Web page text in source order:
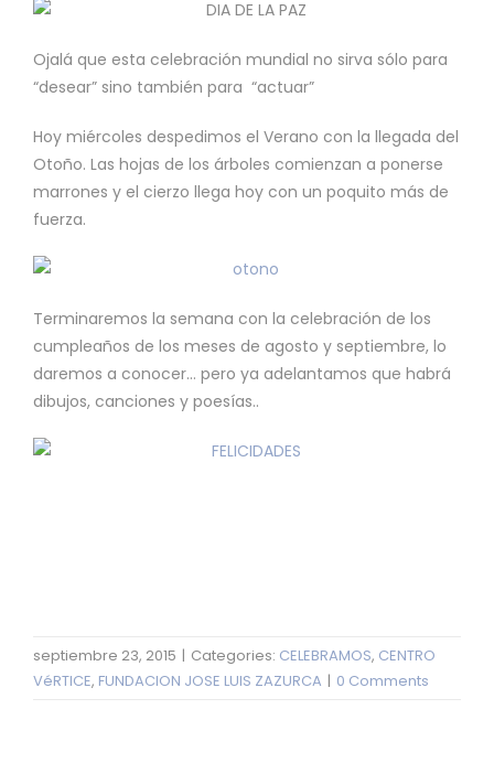
Ojalá que esta celebración mundial no sirva sólo para
“desear” sino también para “actuar”
Hoy miércoles despedimos el Verano con la llegada del
Otoño. Las hojas de los árboles comienzan a ponerse
marrones y el cierzo llega hoy con un poquito más de
fuerza.
Terminaremos la semana con la celebración de los
cumpleaños de los meses de agosto y septiembre, lo
daremos a conocer… pero ya adelantamos que habrá
dibujos, canciones y poesías..
septiembre 23, 2015 | Categories: CELEBRAMOS, CENTRO
VéRTICE, FUNDACION JOSE LUIS ZAZURCA | 0 Comments